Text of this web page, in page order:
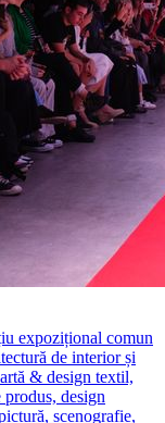
expozițional comun
de interior și
& design textil,
design
scenografie,